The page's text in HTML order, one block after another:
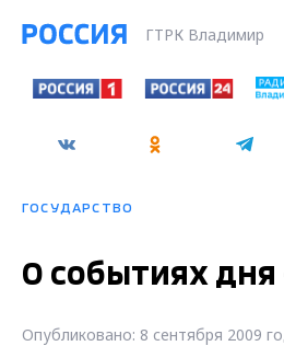
ГТРК Владимир
ГОСУДАРСТВО
О событиях дня
Опубликовано: 8 сентября 2009